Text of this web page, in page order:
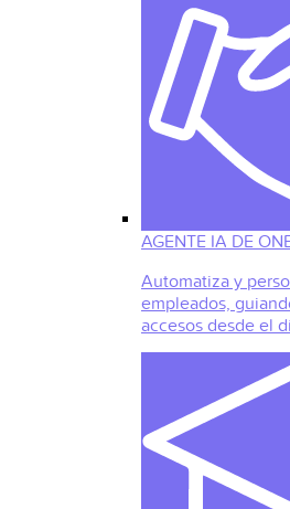
AGENTE IA DE
Automatiza y
empleados,
accesos desde el